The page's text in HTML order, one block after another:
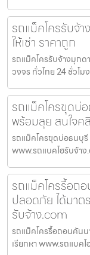
รถแม็คโครรับจ้
ให้เช่า ราคาถูก
รถแม็คโครรับจ้างมุกด
วงจร ทั่วไทย 24 ชั่วโ
รถแม็คโครขุดบ่
พร้อมลุย สนใจค
รถแม็คโครขุดบ่อธนบุรี
www.รถแบคโฮรับจ้า
รถแม็คโครรื้อถ
ปลอดภัย ได้มาต
รับจ้าง.com
รถแม็คโครรื้อถอนคันน
เรียกหา www.รถแบค